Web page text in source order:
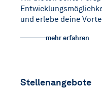
und erlebe deine
mehr erfahren
Stellenangebote